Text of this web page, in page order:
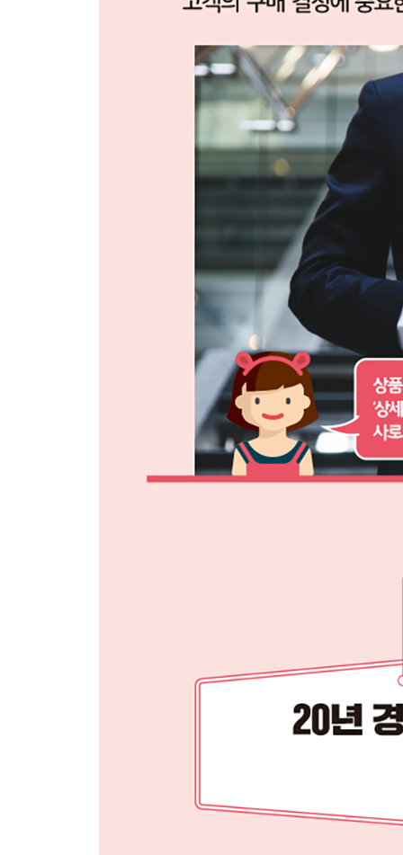
SECTION 06 친환경성과 안전함을 표현한 재료 영
SECTION 08 해시태그 느낌으로 꾸민 추천 영역 ?
SECTION 09 안정성을 보여줄 피부자극 테스트 영
SECTION 10 깔끔하게 정리한 필수 입력 정보 영
[실전 04] 일상에서 소화하는 여성 의류 ? 244
SECTION 01 대표 사진으로 간단하게 완성한 메
SECTION 02 잡지 스타일로 연출한 디테일 컷 영
SECTION 03 잡지 스타일로 연출한 디테일 컷 영
SECTION 04 단순 디테일 컷 & 쇼핑 체크 영역 ?
SECTION 05 섬유 조직 사진으로 강조한 재질 표
SECTION 06 색상 종류 및 사이즈 표 영역 ? 274